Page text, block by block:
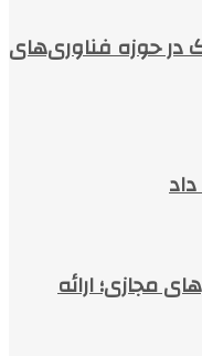
حوزه فناوری‌های
مجازی؛ ارائه